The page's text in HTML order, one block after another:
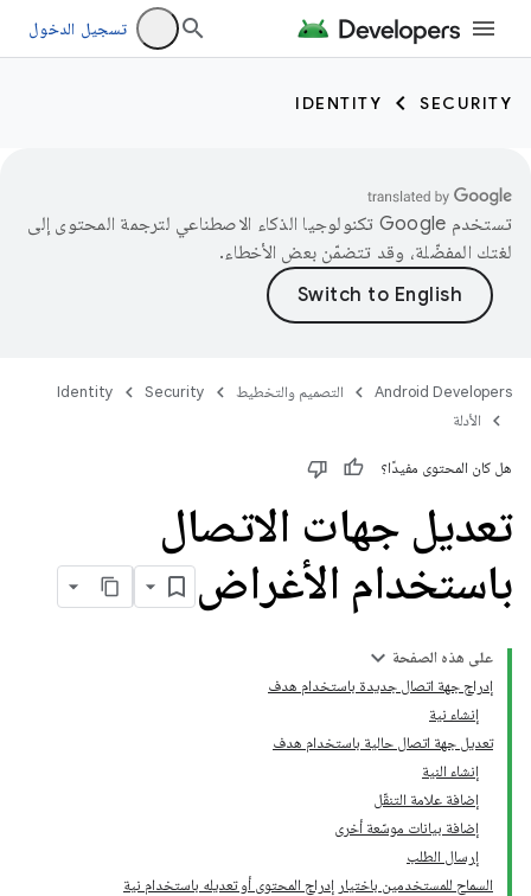
تسجيل الدخول
SECURITY
IDENTITY
تستخدم Google تكنولوجيا الذكاء الاصطناعي لترجمة المحتوى إلى
لغتك المفضّلة، وقد تتضمّن بعض الأخطاء.
Android Developers التصميم والتخطيط Security
Identity
الأدلة
هل كان المحتوى مفيدًا؟
تعديل جهات الاتصال
باستخدام الأغراض
على هذه الصفحة
إدراج جهة اتصال جديدة باستخدام هدف
إنشاء نية
تعديل جهة اتصال حالية باستخدام هدف
إنشاء النية
إضافة علامة التنقّل
إضافة بيانات موسّعة أخرى
إرسال الطلب
السماح للمستخدمين باختيار إدراج المحتوى أو تعديله باستخدام نية